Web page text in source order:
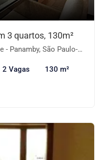
3 quartos, 130m²
Panamby, São Paulo-SP
2 Vagas 130 m²